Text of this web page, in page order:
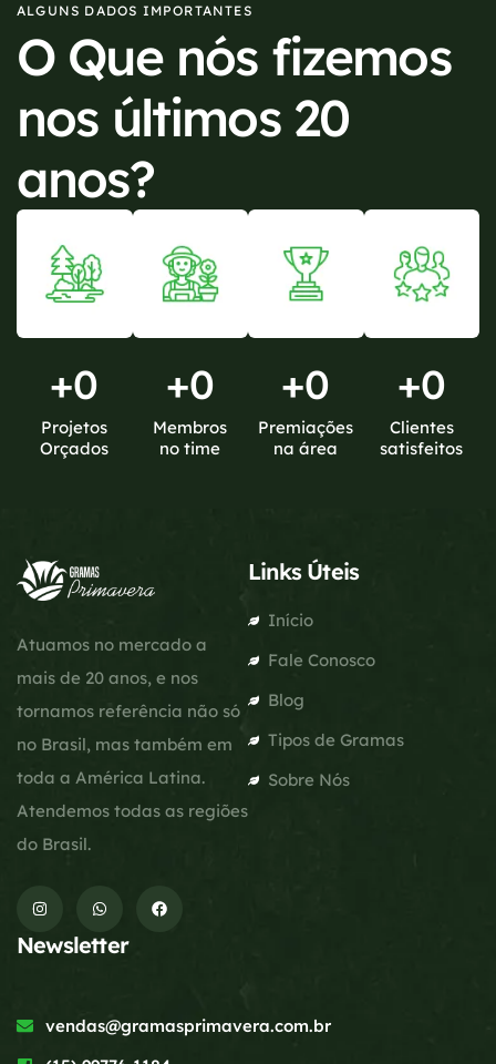
ALGUNS DADOS IMPORTANTES
O Que nós fizemos
nos últimos 20
anos?
+0
Projetos
Orçados
+0
Membros
no time
+0
Premiações
na área
+0
Clientes
satisfeitos
Atuamos no mercado a
mais de 20 anos, e nos
tornamos referência não só
no Brasil, mas também em
toda a América Latina.
Atendemos todas as regiões
do Brasil.
Links Úteis
Início
Fale Conosco
Blog
Tipos de Gramas
Sobre Nós
Newsletter
vendas@gramasprimavera.com.br